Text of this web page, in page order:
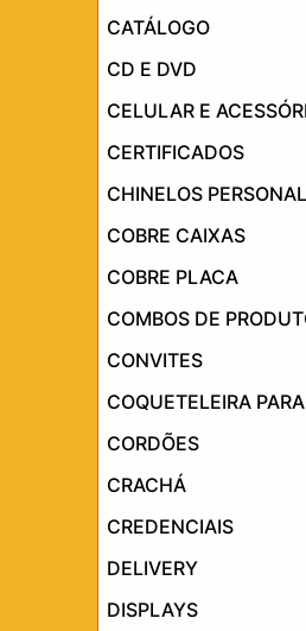
CATÁLOGO
CD E DVD
CELULAR E
CERTIFICADOS
CHINELOS
COBRE CAIXAS
COBRE PLACA
COMBOS DE
CONVITES
COQUETELEIRA
CORDÕES
CRACHÁ
CREDENCIAIS
DELIVERY
DISPLAYS